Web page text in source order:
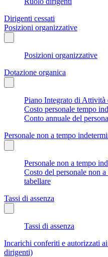
Dirigenti cessati
Posizioni organizzative
Posizioni organizzative
Dotazione organica
Piano Integrato di
Costo personale tempo
Conto annuale del
Personale non a tempo
Personale non a tempo
Costo del personale non
tabellare
Tassi di assenza
Tassi di assenza
Incarichi conferiti e autorizzati
dirigenti)